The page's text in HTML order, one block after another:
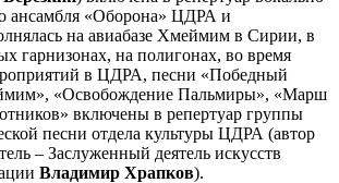
ансамбля «Оборона» ЦДРА и
на авиабазе Хмеймим в Сирии, в
гарнизонах, на полигонах, во время
в ЦДРА, песни «Победный
«Освобождение Пальмиры», «Марш
включены в репертуар группы
песни отдела культуры ЦДРА (автор
– Заслуженный деятель искусств
Владимир Храпков).